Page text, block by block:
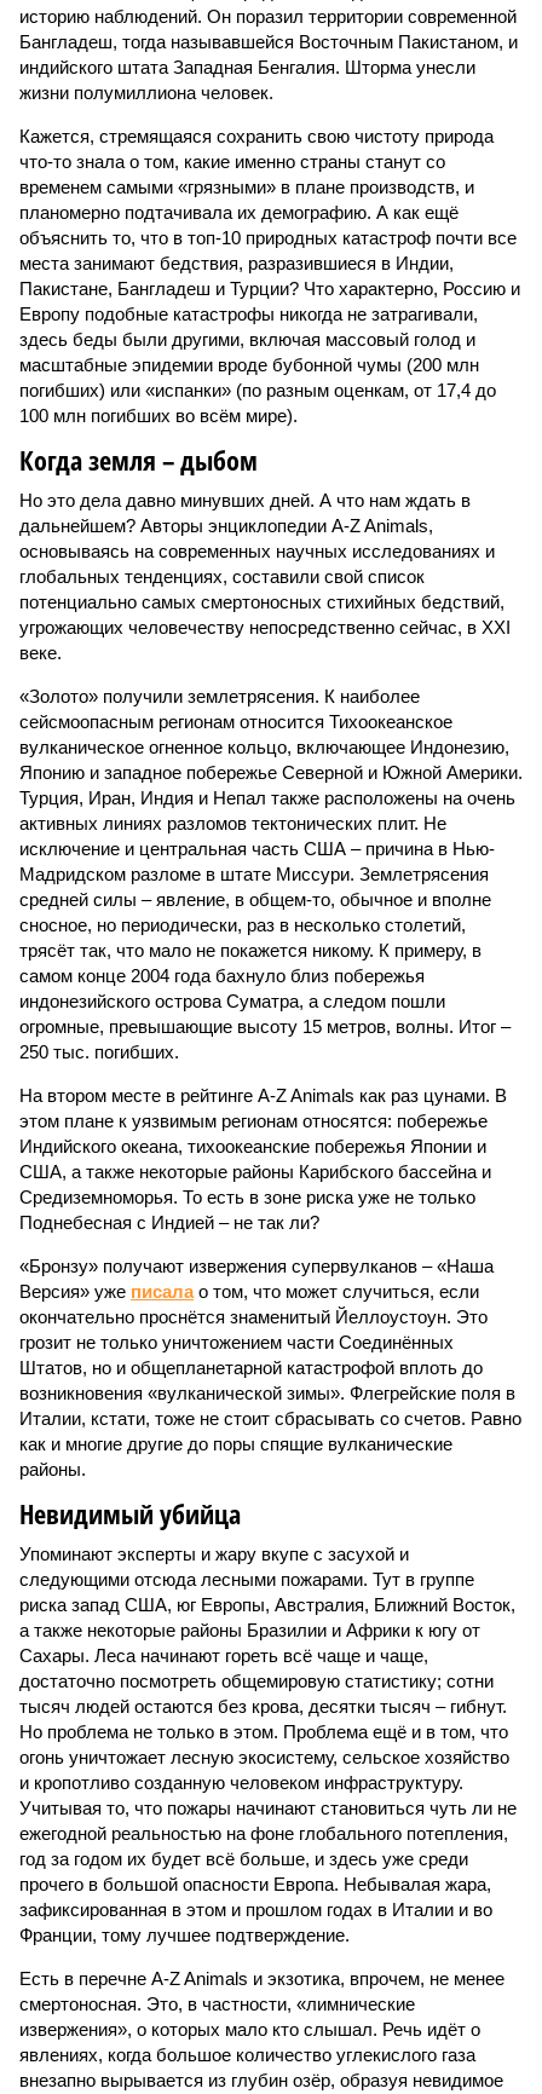
историю наблюдений. Он поразил территории современной
Бангладеш, тогда называвшейся Восточным Пакистаном, и
индийского штата Западная Бенгалия. Шторма унесли
жизни полумиллиона человек.
Кажется, стремящаяся сохранить свою чистоту природа
что-то знала о том, какие именно страны станут со
временем самыми «грязными» в плане производств, и
планомерно подтачивала их демографию. А как ещё
объяснить то, что в топ-10 природных катастроф почти все
места занимают бедствия, разразившиеся в Индии,
Пакистане, Бангладеш и Турции? Что характерно, Россию и
Европу подобные катастрофы никогда не затрагивали,
здесь беды были другими, включая массовый голод и
масштабные эпидемии вроде бубонной чумы (200 млн
погибших) или «испанки» (по разным оценкам, от 17,4 до
100 млн погибших во всём мире).
Когда земля – дыбом
Но это дела давно минувших дней. А что нам ждать в
дальнейшем? Авторы энциклопедии A-Z Animals,
основываясь на современных научных исследованиях и
глобальных тенденциях, составили свой список
потенциально самых смертоносных стихийных бедствий,
угрожающих человечеству непосредственно сейчас, в XXI
веке.
«Золото» получили землетрясения. К наиболее
сейсмоопасным регионам относится Тихоокеанское
вулканическое огненное кольцо, включающее Индонезию,
Японию и западное побережье Северной и Южной Америки.
Турция, Иран, Индия и Непал также расположены на очень
активных линиях разломов тектонических плит. Не
исключение и центральная часть США – причина в Нью-
Мадридском разломе в штате Миссури. Землетрясения
средней силы – явление, в общем-то, обычное и вполне
сносное, но периодически, раз в несколько столетий,
трясёт так, что мало не покажется никому. К примеру, в
самом конце 2004 года бахнуло близ побережья
индонезийского острова Суматра, а следом пошли
огромные, превышающие высоту 15 метров, волны. Итог –
250 тыс. погибших.
На втором месте в рейтинге A-Z Animals как раз цунами. В
этом плане к уязвимым регионам относятся: побережье
Индийского океана, тихо­океанские побережья Японии и
США, а также некоторые районы Карибского бассейна и
Средиземноморья. То есть в зоне риска уже не только
Поднебесная с Индией – не так ли?
«Бронзу» получают извержения супервулканов – «Наша
Версия» уже писалао том, что может случиться, если
окончательно проснётся знаменитый Йеллоустоун. Это
грозит не только уничтожением части Соединённых
Штатов, но и общепланетарной катастрофой вплоть до
возникновения «вулканической зимы». Флегрейские поля в
Италии, кстати, тоже не стоит сбрасывать со счетов. Равно
как и многие другие до поры спящие вулканические
районы.
Невидимый убийца
Упоминают эксперты и жару вкупе с засухой и
следующими отсюда лесными пожарами. Тут в группе
риска запад США, юг Европы, Австралия, Ближний Восток,
а также некоторые районы Бразилии и Африки к югу от
Сахары. Леса начинают гореть всё чаще и чаще,
достаточно посмотреть общемировую статистику; сотни
тысяч людей остаются без крова, десятки тысяч – гибнут.
Но проблема не только в этом. Проблема ещё и в том, что
огонь уничтожает лесную экосистему, сельское хозяйство
и кропотливо созданную человеком инфраструктуру.
Учитывая то, что пожары начинают становиться чуть ли не
ежегодной реальностью на фоне глобального потепления,
год за годом их будет всё больше, и здесь уже среди
прочего в большой опасности Европа. Небывалая жара,
зафиксированная в этом и прошлом годах в Италии и во
Франции, тому лучшее подтверждение.
Есть в перечне A-Z Animals и экзотика, впрочем, не менее
смертоносная. Это, в частности, «лимнические
извержения», о которых мало кто слышал. Речь идёт о
явлениях, когда большое количество углекислого газа
внезапно вырывается из глубин озёр, образуя невидимое